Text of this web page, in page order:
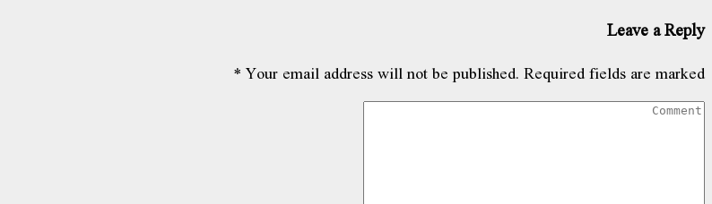
Leave a Reply
Your email address will not be published. Required fields are marked
*